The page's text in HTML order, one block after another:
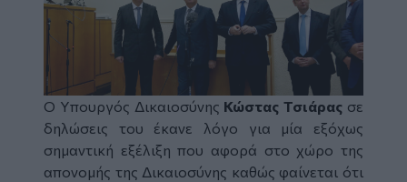
Ο Υπουργός Δικαιοσύνης Κώστας Τσιάρας σε
δηλώσεις του έκανε λόγο για μία εξόχως
σημαντική εξέλιξη που αφορά στο χώρο της
απονομής της Δικαιοσύνης καθώς φαίνεται ότι